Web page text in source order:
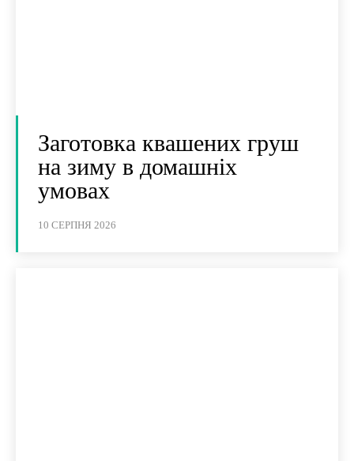
Заготовка квашених груш
на зиму в домашніх
умовах
10 СЕРПНЯ 2026